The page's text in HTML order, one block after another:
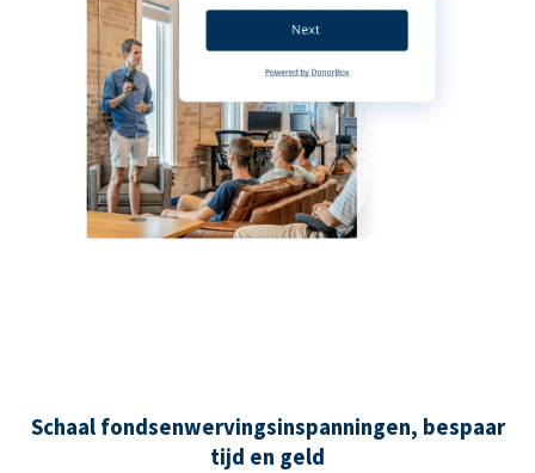
Schaal fondsenwervingsinspanningen, bespaar
tijd en geld